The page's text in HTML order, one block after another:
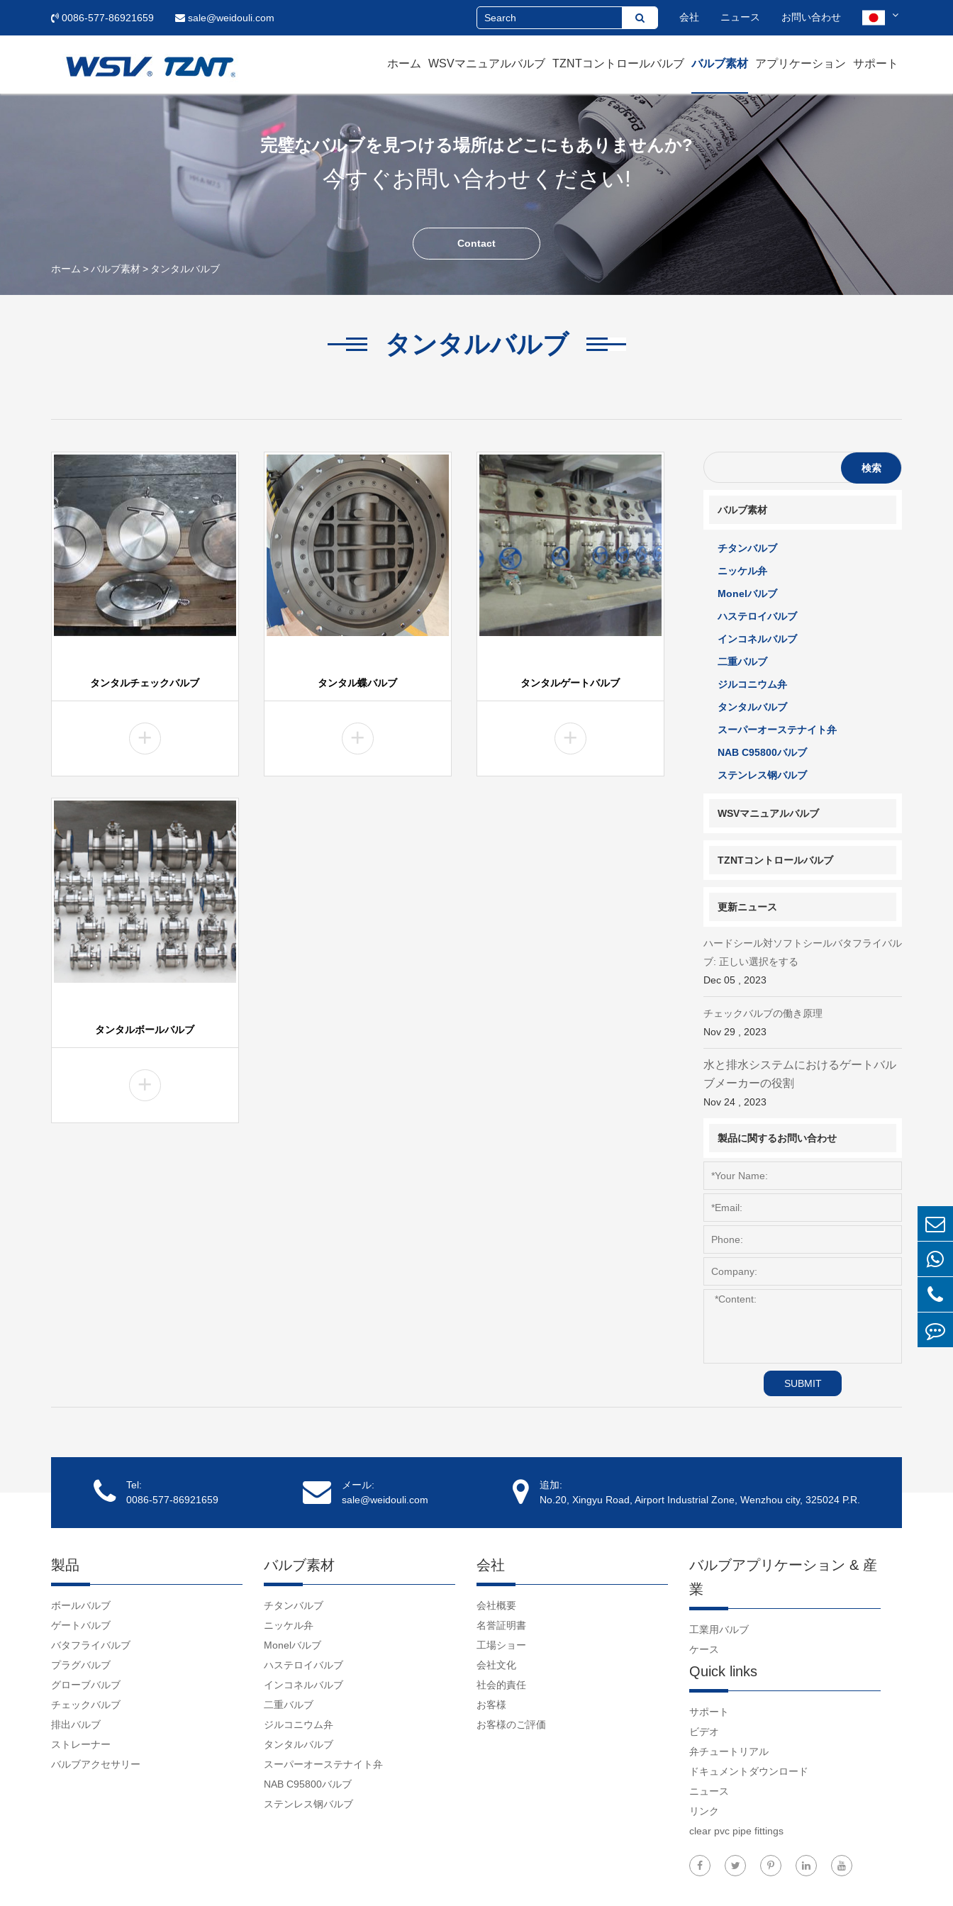
0086-577-86921659 sale@weidouli.com 会社 ニュース お問い合わせ
ホーム WSVマニュアルバルブ TZNTコントロールバルブ バルブ素材 アプリケーション サポート
完璧なバルブを見つける場所はどこにもありませんか?
今すぐお問い合わせください!
Contact
ホーム バルブ素材 タンタルバルブ
タンタルバルブ
タンタルチェックバルブ
+
タンタル蝶バルブ
+
タンタルゲートバルブ
+
タンタルボールバルブ
+
検索
バルブ素材
チタンバルブ
ニッケル弁
Monelバルブ
ハステロイバルブ
インコネルバルブ
二重バルブ
ジルコニウム弁
タンタルバルブ
スーパーオーステナイト弁
NAB C95800バルブ
ステンレス钢バルブ
WSVマニュアルバルブ
TZNTコントロールバルブ
更新ニュース
ハードシール対ソフトシールバタフライバル
ブ: 正しい選択をする
Dec 05 , 2023
チェックバルブの働き原理
Nov 29 , 2023
水と排水システムにおけるゲートバル
ブメーカーの役割
Nov 24 , 2023
製品に関するお問い合わせ
SUBMIT
Tel:
0086-577-86921659
メール:
sale@weidouli.com
追加:
No.20, Xingyu Road, Airport Industrial Zone, Wenzhou city, 325024 P.R.
製品
ボールバルブ
ゲートバルブ
バタフライバルブ
プラグバルブ
グローブバルブ
チェックバルブ
排出バルブ
ストレーナー
バルブアクセサリー
バルブ素材
チタンバルブ
ニッケル弁
Monelバルブ
ハステロイバルブ
インコネルバルブ
二重バルブ
ジルコニウム弁
タンタルバルブ
スーパーオーステナイト弁
NAB C95800バルブ
ステンレス钢バルブ
会社
会社概要
名誉証明書
工場ショー
会社文化
社会的責任
お客様
お客様のご評価
バルブアプリケーション & 産
業
工業用バルブ
ケース
Quick links
サポート
ビデオ
弁チュートリアル
ドキュメントダウンロード
ニュース
リンク
clear pvc pipe fittings